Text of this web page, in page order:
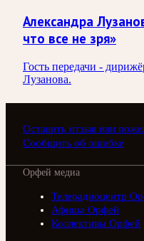
Александра
что все не зря»
Гость передачи -
Лузанова.
Оставить отзыв или
Сообщить об ошибке
Орфей медиа
Телерадиоцентр
Афиша Орфей
Коллективы Орфей